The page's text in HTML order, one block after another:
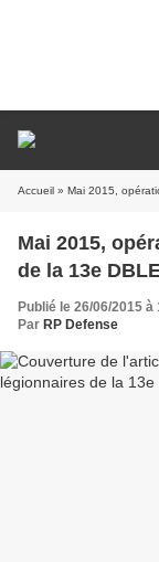
Accueil » Mai 2015,
Mai 2015,
de la 13e
Publié le 26/06/2015 à
Par RP Defense